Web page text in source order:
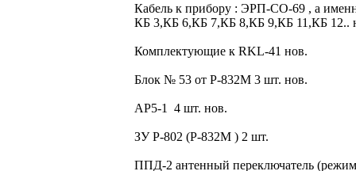
Кабель к прибору : ЭРП-СО-69 , а
КБ 3,КБ 6,КБ 7,КБ 8,КБ 9,КБ 11,КБ 12..
Комплектующие к RKL-41 нов.
Блок № 53 от Р-832М 3 шт. нов.
АР5-1 4 шт. нов.
ЗУ Р-802 (Р-832М ) 2 шт.
ППД-2 антенный переключатель